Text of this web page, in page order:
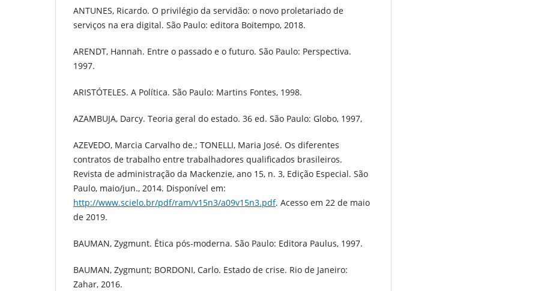
ANTUNES, Ricardo. O privilégio da servidão: o novo proletariado de
serviços na era digital. São Paulo: editora Boitempo, 2018.
ARENDT, Hannah. Entre o passado e o futuro. São Paulo: Perspectiva.
1997.
ARISTÓTELES. A Política. São Paulo: Martins Fontes, 1998.
AZAMBUJA, Darcy. Teoria geral do estado. 36 ed. São Paulo: Globo, 1997,
AZEVEDO, Marcia Carvalho de.; TONELLI, Maria José. Os diferentes
contratos de trabalho entre trabalhadores qualificados brasileiros.
Revista de administração da Mackenzie, ano 15, n. 3, Edição Especial. São
Paulo, maio/jun., 2014. Disponível em:
http://www.scielo.br/pdf/ram/v15n3/a09v15n3.pdf. Acesso em 22 de maio
de 2019.
BAUMAN, Zygmunt. Ética pós-moderna. São Paulo: Editora Paulus, 1997.
BAUMAN, Zygmunt; BORDONI, Carlo. Estado de crise. Rio de Janeiro:
Zahar, 2016.